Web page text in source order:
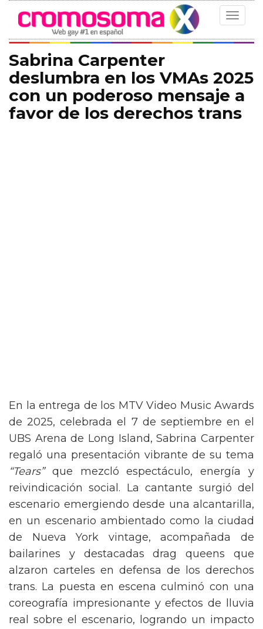
Toggle
Sabrina Carpenter
deslumbra en los VMAs 2025
con un poderoso mensaje a
favor de los derechos trans
En la entrega de los MTV Video Music Awards
de 2025, celebrada el 7 de septiembre en el
UBS Arena de Long Island, Sabrina Carpenter
regaló una presentación vibrante de su tema
“Tears”que mezcló espectáculo, energía y
reivindicación social. La cantante surgió del
escenario emergiendo desde una alcantarilla,
en un escenario ambientado como la ciudad
de Nueva York vintage, acompañada de
bailarines y destacadas drag queens que
alzaron carteles en defensa de los derechos
trans. La puesta en escena culminó con una
coreografía impresionante y efectos de lluvia
real sobre el escenario, logrando un impacto